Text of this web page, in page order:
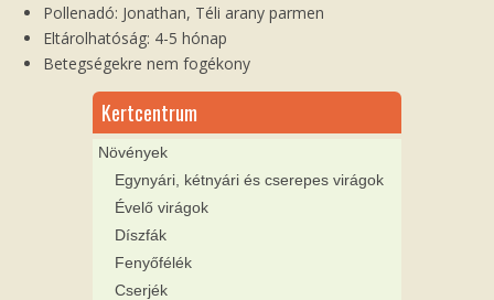
Pollenadó: Jonathan, Téli arany parmen
Eltárolhatóság: 4-5 hónap
Betegségekre nem fogékony
Kertcentrum
Növények
Egynyári, kétnyári és cserepes virágok
Évelő virágok
Díszfák
Fenyőfélék
Cserjék